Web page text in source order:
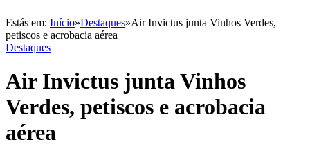
Estás em: Início»Destaques»Air Invictus junta Vinhos Verdes,
petiscos e acrobacia aérea
Destaques
Air Invictus junta Vinhos
Verdes, petiscos e acrobacia
aérea